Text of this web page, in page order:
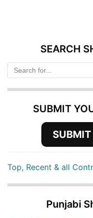
SEARCH
SUBMIT
Top, Recent & all
Punjabi